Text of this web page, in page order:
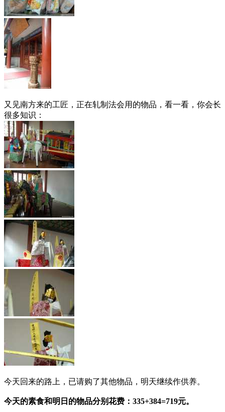
又见南方来的工匠，正在轧制法会用的物品，看一看，你会长
很多知识：
今天回来的路上，已请购了其他物品，明天继续作供养。
今天的素食和明日的物品分别花费：335+384=719元。